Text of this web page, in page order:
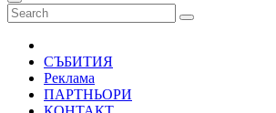
СЪБИТИЯ
Реклама
ПАРТНЬОРИ